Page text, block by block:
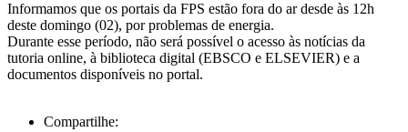
Informamos que os portais da FPS estão fora do ar desde às 12h
deste domingo (02), por problemas de energia.
Durante esse período, não será possível o acesso às notícias da
tutoria online, à biblioteca digital (EBSCO e ELSEVIER) e a
documentos disponíveis no portal.
Compartilhe: